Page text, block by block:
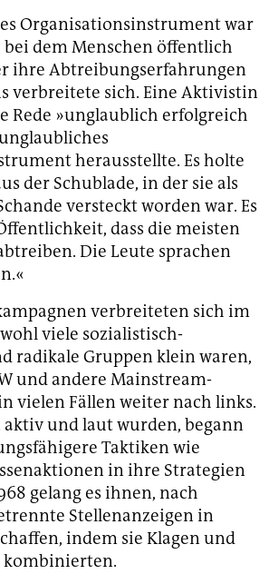
Organisationsinstrument war
bei dem Menschen öffentlich
ihre Abtreibungserfahrungen
verbreitete sich. Eine Aktivistin
Rede »unglaublich erfolgreich
herausstellte. Es holte
der Schublade, in der sie als
versteckt worden war. Es
dass die meisten
Die Leute sprachen
verbreiteten sich im
viele sozialistisch-
radikale Gruppen klein waren,
und andere Mainstream-
vielen Fällen weiter nach links.
und laut wurden, begann
Taktiken wie
in ihre Strategien
gelang es ihnen, nach
Stellenanzeigen in
indem sie Klagen und
kombinierten.